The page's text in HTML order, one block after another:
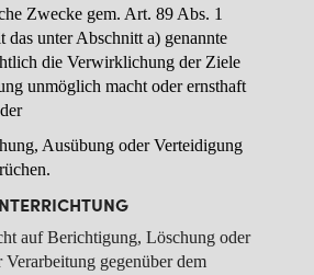
Zwecke gem. Art. 89 Abs. 1
unter Abschnitt a) genannte
die Verwirklichung der Ziele
unmöglich macht oder ernsthaft
Ausübung oder Verteidigung
auf Berichtigung, Löschung oder
gegenüber dem